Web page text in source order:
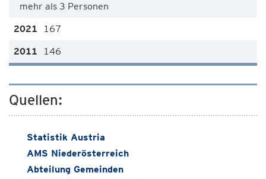
mehr als 3 Personen
167
146
Quellen:
Statistik Austria
AMS Niederösterreich
Abteilung Gemeinden